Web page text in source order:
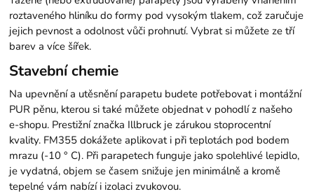
roztaveného hliníku do formy pod vysokým tlakem, což zaručuje
jejich pevnost a odolnost vůči prohnutí. Vybrat si můžete ze tří
barev a více šířek.
Stavební chemie
Na upevnění a utěsnění parapetu budete potřebovat i montážní
PUR pěnu, kterou si také můžete objednat v pohodlí z našeho
e-shopu. Prestižní značka Illbruck je zárukou stoprocentní
kvality. FM355 dokážete aplikovat i při teplotách pod bodem
mrazu (-10 ° C). Při parapetech funguje jako spolehlivé lepidlo,
je vydatná, objem se časem snižuje jen minimálně a kromě
tepelné vám nabízí i izolaci zvukovou.